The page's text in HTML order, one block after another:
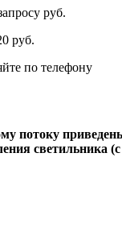
руб.
руб.
по телефону
потоку
светильника